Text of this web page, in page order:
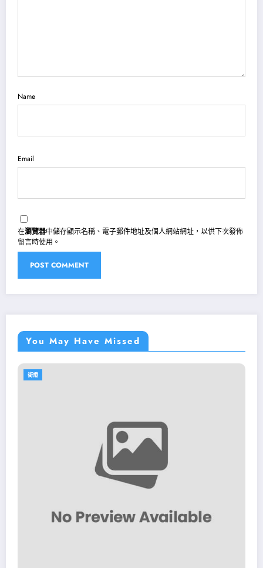
Name
Email
在瀏覽器中儲存顯示名稱、電子郵件地址及個人網站網址，以供下次發佈
留言時使用。
You May Have Missed